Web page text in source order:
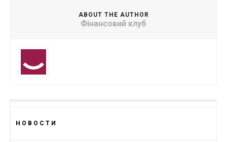
ABOUT THE AUTHOR
Фінансовий клуб
НОВОСТИ